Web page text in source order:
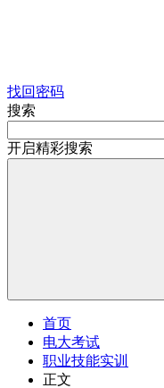
找回密码
搜索
开启精彩搜索
首页
电大考试
职业技能实训
正文